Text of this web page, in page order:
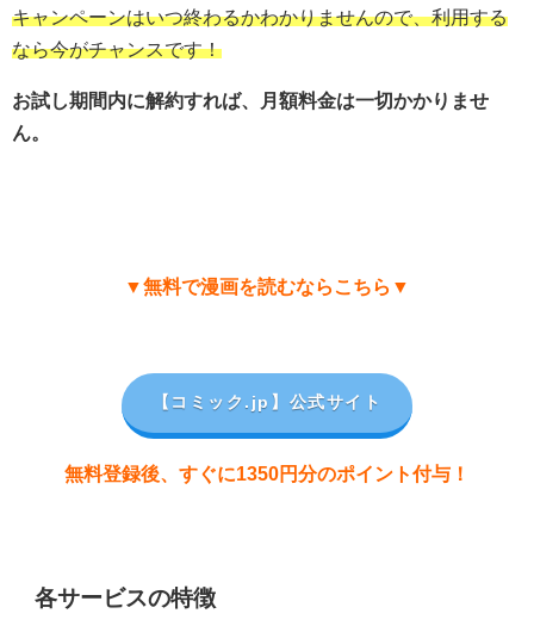
キャンペーンはいつ終わるかわかりませんので、利用する
なら今がチャンスです！
お試し期間内に解約すれば、月額料金は一切かかりませ
ん。
▼無料で漫画を読むならこちら▼
【コミック.jp 】公式サイト
無料登録後、すぐに1350円分のポイント付与！
各サービスの特徴